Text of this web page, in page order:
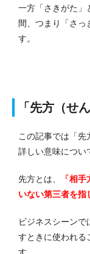
一方「さきがた」
間、つまり「さ
す。
「先方（せ
この記事では「先
詳しい意味につい
先方とは、
「相
いない第三者を指
ビジネスシーン
すときに使われる